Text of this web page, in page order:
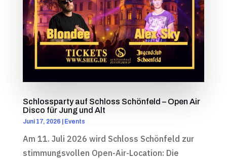
Schlossparty auf Schloss Schönfeld – Open Air
Disco für Jung und Alt
Juni 17, 2026 Events
Am 11. Juli 2026 wird Schloss Schönfeld zur
stimmungsvollen Open-Air-Location: Die